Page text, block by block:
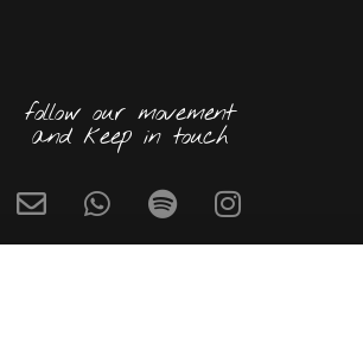
follow our movement
and keep in touch